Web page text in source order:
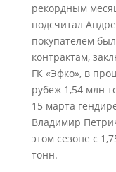
рекордным
подсчитал
покупателем
контрактам,
ГК «Эфко», в
рубеж 1,54 млн
15 марта
Владимир
этом сезоне с
тонн.